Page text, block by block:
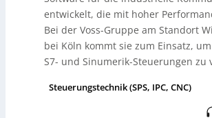
zu optimieren. Zukünftige Anwendungen
ältere Systeme integrieren. Delta Logic bietet
einen Wartungsvertrag an, der sicherstellt,
stets aktuelle Softwareversionen erhalten.
entwickelt, die mit hoher
Bei der Voss-Gruppe am Standort
bei Köln kommt sie zum Einsatz,
S7- und Sinumerik-Steuerungen zu
Steuerungstechnik (SPS, IPC, CNC)